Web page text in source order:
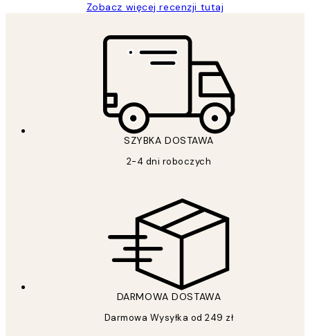
Zobacz więcej recenzji tutaj
SZYBKA DOSTAWA
2-4 dni roboczych
DARMOWA DOSTAWA
Darmowa Wysyłka od 249 zł